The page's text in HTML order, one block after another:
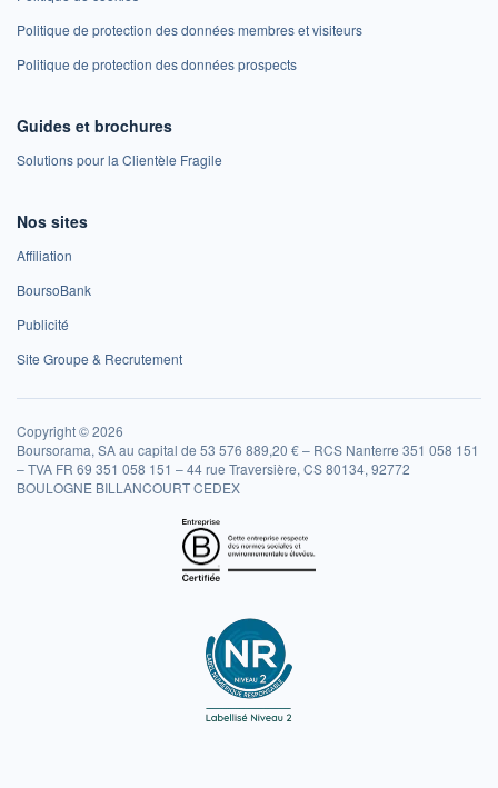
Politique de protection des données membres et visiteurs
Politique de protection des données prospects
Guides et brochures
Solutions pour la Clientèle Fragile
Nos sites
Affiliation
BoursoBank
Publicité
Site Groupe & Recrutement
Copyright © 2026
Boursorama, SA au capital de 53 576 889,20 € – RCS Nanterre 351 058 151
– TVA FR 69 351 058 151 – 44 rue Traversière, CS 80134, 92772
BOULOGNE BILLANCOURT CEDEX